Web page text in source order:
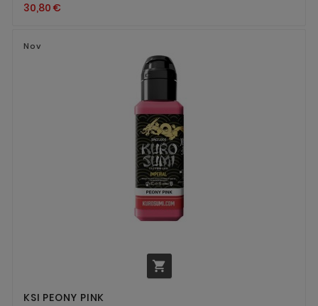
30,80 €
Nov

KSI PEONY PINK